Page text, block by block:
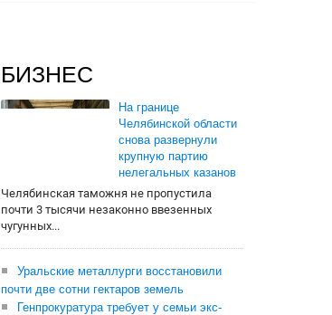
БИЗНЕС
На границе
Челябинской области
снова развернули
крупную партию
нелегальных казанов
Челябинская таможня не пропустила
почти 3 тысячи незаконно ввезенных
чугунных...
Уральские металлурги восстановили
почти две сотни гектаров земель
Генпрокуратура требует у семьи экс-